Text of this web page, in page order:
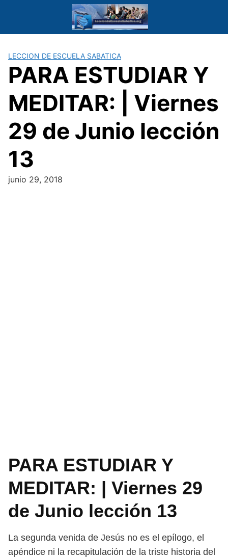
LECCION DE ESCUELA SABATICA
PARA ESTUDIAR Y
MEDITAR: | Viernes
29 de Junio lección
13
junio 29, 2018
PARA ESTUDIAR Y
MEDITAR: | Viernes 29
de Junio lección 13
La segunda venida de Jesús no es el epílogo, el
apéndice ni la recapitulación de la triste historia del